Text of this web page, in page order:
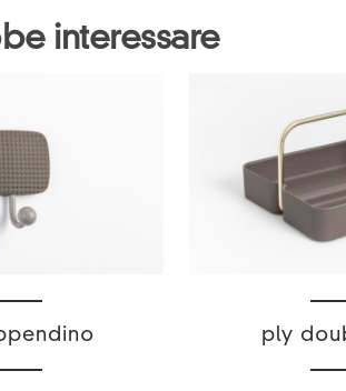
interessare
ply